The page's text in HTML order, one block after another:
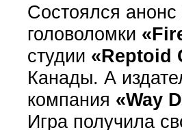
Состоялся анонс
головоломки
студии «Reptoid
Канады. А
компания «Way
Игра получила